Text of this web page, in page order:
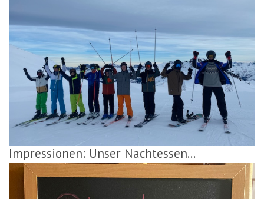
Impressionen: Unser Nachtessen...